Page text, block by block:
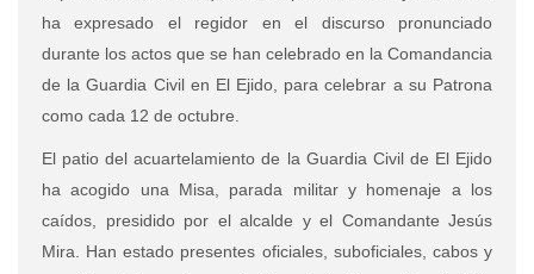
ha expresado el regidor en el discurso pronunciado
durante los actos que se han celebrado en la Comandancia
de la Guardia Civil en El Ejido, para celebrar a su Patrona
como cada 12 de octubre.
El patio del acuartelamiento de la Guardia Civil de El Ejido
ha acogido una Misa, parada militar y homenaje a los
caídos, presidido por el alcalde y el Comandante Jesús
Mira. Han estado presentes oficiales, suboficiales, cabos y